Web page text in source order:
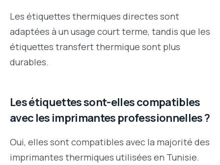
Les étiquettes thermiques directes sont
adaptées à un usage court terme, tandis que les
étiquettes transfert thermique sont plus
durables.
Les étiquettes sont-elles compatibles
avec les imprimantes professionnelles ?
Oui, elles sont compatibles avec la majorité des
imprimantes thermiques utilisées en Tunisie.